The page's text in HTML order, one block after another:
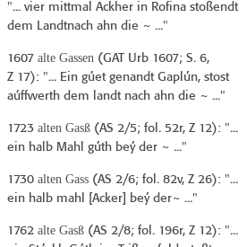
"... vier mittmal Ackher in Rofina stoßendt
dem Landtnach ahn die ~ ..."
1607 alte Gassen(GAT Urb 1607; S. 6,
Z 17): "... Ein gúet genandt Gaplún, stost
aúffwerth dem landt nach ahn die ~ ..."
1723 alten Gasß(AS 2/5; fol. 52r, Z 12): "...
ein halb Mahl gúth beý der ~ ..."
1730 alten Gass(AS 2/6; fol. 82v, Z 26): "...
ein halb mahl [Acker] beý der~ ..."
1762 alte Gasß(AS 2/8; fol. 196r, Z 12): "...